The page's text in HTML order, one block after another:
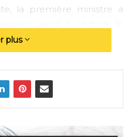
la première ministre a
routes en 2024. Ces
plusieurs aspects de la
plus